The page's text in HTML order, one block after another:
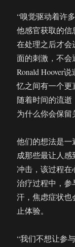
“嗅觉驱动着许
他感官获取的信
在处理之后才
面的刺激，不会
Ronald Hoover
忆之间有一个更
随着时间的流逝
为什么你会保留
他们的想法是一
成那些最让人
冲击，该过程在
治疗过程中，参
汗，焦虑症状
止体验。
“我们不想让参